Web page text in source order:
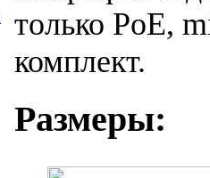
только PoE,
комплект.
Размеры: